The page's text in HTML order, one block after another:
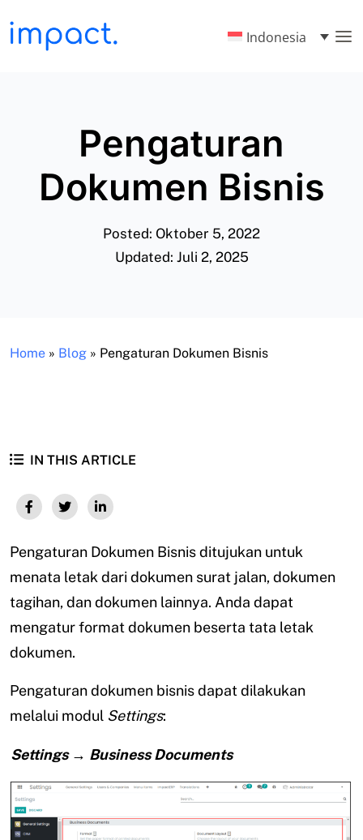
Indonesia
Pengaturan
Dokumen Bisnis
Posted: Oktober 5, 2022
Updated: Juli 2, 2025
Home » Blog » Pengaturan Dokumen Bisnis
IN THIS ARTICLE
Pengaturan Dokumen Bisnis ditujukan untuk
menata letak dari dokumen surat jalan, dokumen
tagihan, dan dokumen lainnya. Anda dapat
mengatur format dokumen beserta tata letak
dokumen.
Pengaturan dokumen bisnis dapat dilakukan
melalui modul Settings:
Settings → Business Documents